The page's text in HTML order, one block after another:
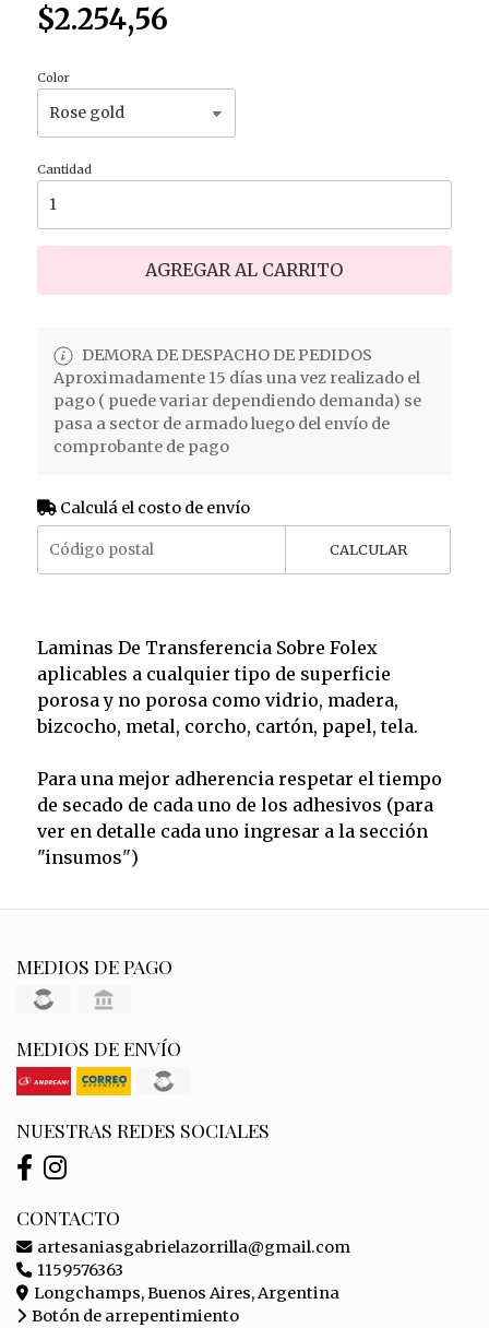
$2.254,56
Color
Cantidad
AGREGAR AL CARRITO
DEMORA DE DESPACHO DE PEDIDOS
Aproximadamente 15 días una vez realizado el
pago ( puede variar dependiendo demanda) se
pasa a sector de armado luego del envío de
comprobante de pago
Calculá el costo de envío
CALCULAR
Laminas De Transferencia Sobre Folex
aplicables a cualquier tipo de superficie
porosa y no porosa como vidrio, madera,
bizcocho, metal, corcho, cartón, papel, tela.
Para una mejor adherencia respetar el tiempo
de secado de cada uno de los adhesivos (para
ver en detalle cada uno ingresar a la sección
"insumos")
MEDIOS DE PAGO
MEDIOS DE ENVÍO
NUESTRAS REDES SOCIALES
CONTACTO
artesaniasgabrielazorrilla@gmail.com
1159576363
Longchamps, Buenos Aires, Argentina
Botón de arrepentimiento